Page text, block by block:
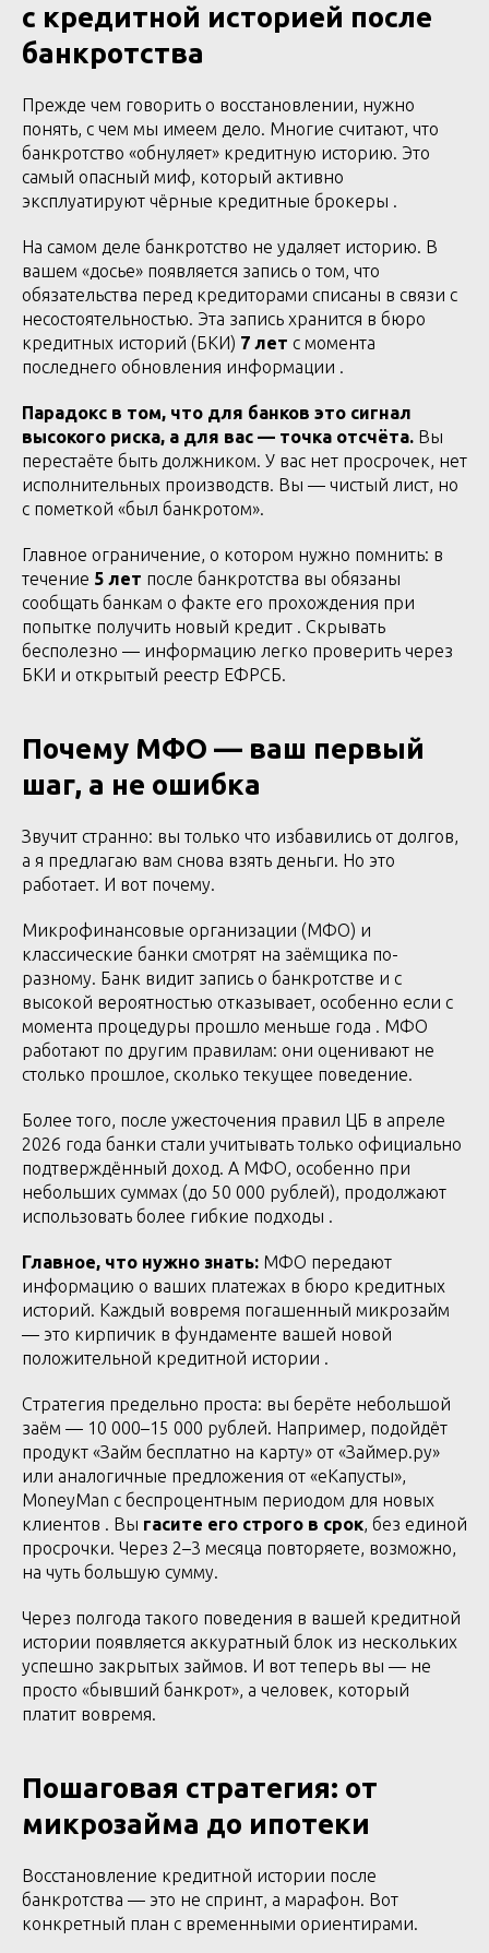
с кредитной историей после
банкротства
Прежде чем говорить о восстановлении, нужно
понять, с чем мы имеем дело. Многие считают, что
банкротство «обнуляет» кредитную историю. Это
самый опасный миф, который активно
эксплуатируют чёрные кредитные брокеры .
На самом деле банкротство не удаляет историю. В
вашем «досье» появляется запись о том, что
обязательства перед кредиторами списаны в связи с
несостоятельностью. Эта запись хранится в бюро
кредитных историй (БКИ) 7 лет с момента
последнего обновления информации .
Парадокс в том, что для банков это сигнал
высокого риска, а для вас — точка отсчёта. Вы
перестаёте быть должником. У вас нет просрочек, нет
исполнительных производств. Вы — чистый лист, но
с пометкой «был банкротом».
Главное ограничение, о котором нужно помнить: в
течение 5 лет после банкротства вы обязаны
сообщать банкам о факте его прохождения при
попытке получить новый кредит . Скрывать
бесполезно — информацию легко проверить через
БКИ и открытый реестр ЕФРСБ.
Почему МФО — ваш первый
шаг, а не ошибка
Звучит странно: вы только что избавились от долгов,
а я предлагаю вам снова взять деньги. Но это
работает. И вот почему.
Микрофинансовые организации (МФО) и
классические банки смотрят на заёмщика по-
разному. Банк видит запись о банкротстве и с
высокой вероятностью отказывает, особенно если с
момента процедуры прошло меньше года . МФО
работают по другим правилам: они оценивают не
столько прошлое, сколько текущее поведение.
Более того, после ужесточения правил ЦБ в апреле
2026 года банки стали учитывать только официально
подтверждённый доход. А МФО, особенно при
небольших суммах (до 50 000 рублей), продолжают
использовать более гибкие подходы .
Главное, что нужно знать: МФО передают
информацию о ваших платежах в бюро кредитных
историй. Каждый вовремя погашенный микрозайм
— это кирпичик в фундаменте вашей новой
положительной кредитной истории .
Стратегия предельно проста: вы берёте небольшой
заём — 10 000–15 000 рублей. Например, подойдёт
продукт «Займ бесплатно на карту» от «Займер.ру»
или аналогичные предложения от «еКапусты»,
MoneyMan с беспроцентным периодом для новых
клиентов . Вы гасите его строго в срок, без единой
просрочки. Через 2–3 месяца повторяете, возможно,
на чуть большую сумму.
Через полгода такого поведения в вашей кредитной
истории появляется аккуратный блок из нескольких
успешно закрытых займов. И вот теперь вы — не
просто «бывший банкрот», а человек, который
платит вовремя.
Пошаговая стратегия: от
микрозайма до ипотеки
Восстановление кредитной истории после
банкротства — это не спринт, а марафон. Вот
конкретный план с временными ориентирами.